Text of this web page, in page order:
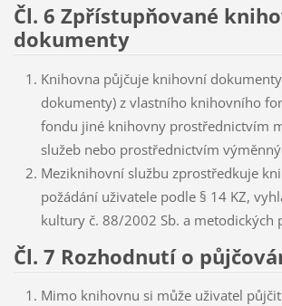
Čl. 6 Zpřístupňované
dokumenty
Knihovna půjčuje knihovní
dokumenty) z vlastního knihovního
fondu jiné knihovny prostřednictvím
služeb nebo prostřednictvím
Meziknihovní službu zprostředkuje
požádání uživatele podle § 14 KZ,
kultury č. 88/2002 Sb. a metodických
Čl. 7 Rozhodnutí o
Mimo knihovnu si může uživatel